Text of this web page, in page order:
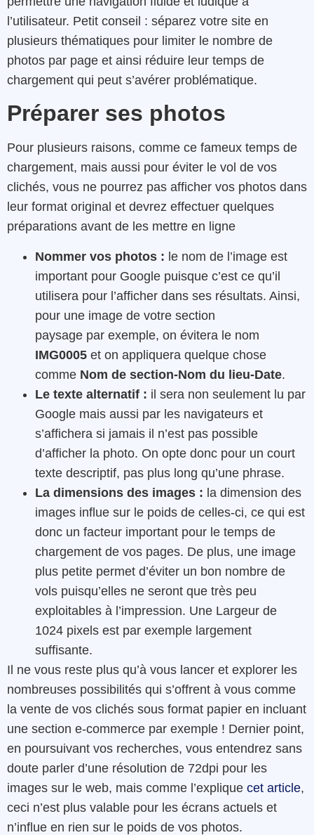
l’utilisateur. Petit conseil : séparez votre site en
plusieurs thématiques pour limiter le nombre de
photos par page et ainsi réduire leur temps de
chargement qui peut s’avérer problématique.
Préparer ses photos
Pour plusieurs raisons, comme ce fameux temps de
chargement, mais aussi pour éviter le vol de vos
clichés, vous ne pourrez pas afficher vos photos dans
leur format original et devrez effectuer quelques
préparations avant de les mettre en ligne
Nommer vos photos : le nom de l’image est
important pour Google puisque c’est ce qu’il
utilisera pour l’afficher dans ses résultats. Ainsi,
pour une image de votre section
paysage par exemple, on évitera le nom
IMG0005 et on appliquera quelque chose
comme Nom de section-Nom du lieu-Date.
Le texte alternatif : il sera non seulement lu par
Google mais aussi par les navigateurs et
s’affichera si jamais il n’est pas possible
d’afficher la photo. On opte donc pour un court
texte descriptif, pas plus long qu’une phrase.
La dimensions des images : la dimension des
images influe sur le poids de celles-ci, ce qui est
donc un facteur important pour le temps de
chargement de vos pages. De plus, une image
plus petite permet d’éviter un bon nombre de
vols puisqu’elles ne seront que très peu
exploitables à l’impression. Une Largeur de
1024 pixels est par exemple largement
suffisante.
Il ne vous reste plus qu’à vous lancer et explorer les
nombreuses possibilités qui s’offrent à vous comme
la vente de vos clichés sous format papier en incluant
une section e-commerce par exemple ! Dernier point,
en poursuivant vos recherches, vous entendrez sans
doute parler d’une résolution de 72dpi pour les
images sur le web, mais comme l’explique cet article,
ceci n’est plus valable pour les écrans actuels et
n’influe en rien sur le poids de vos photos.